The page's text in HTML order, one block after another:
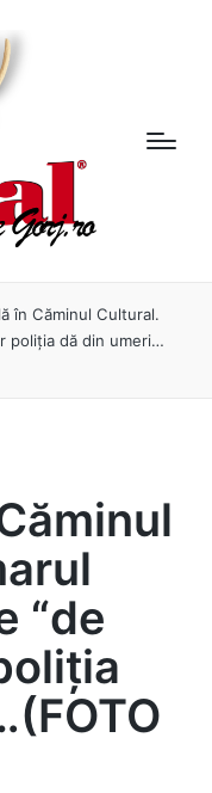
în Căminul Cultural.
poliția dă din umeri…
“de